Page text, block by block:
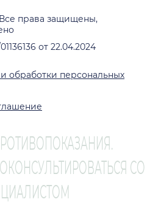
права защищены,
от 22.04.2024
обработки персональных
СО